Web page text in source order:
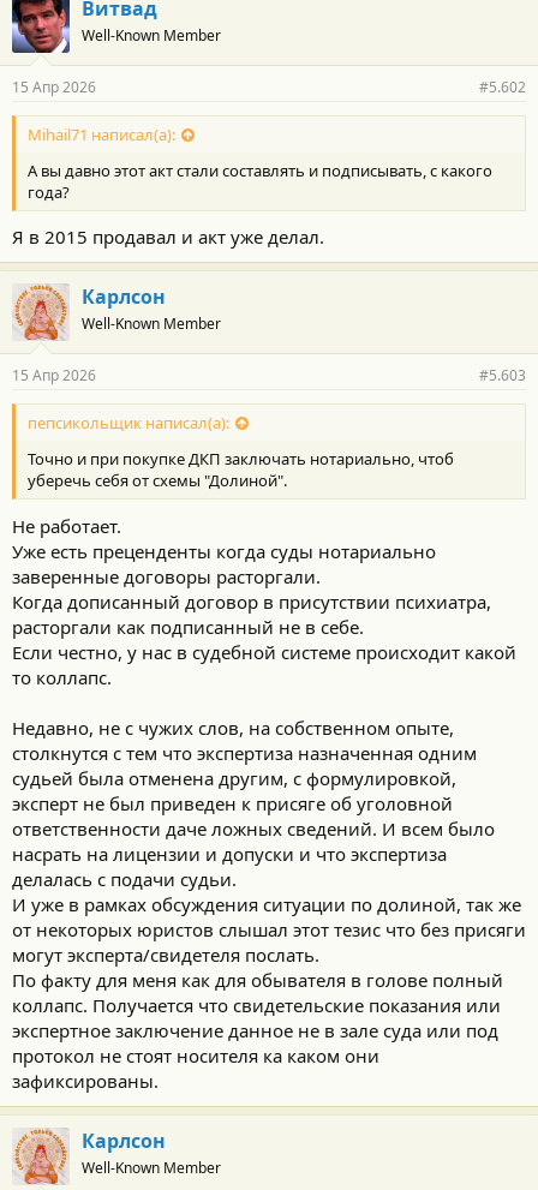
Витвад
Well-Known Member
15 Апр 2026 #5.602
Mihail71 написал(а):
А вы давно этот акт стали составлять и подписывать, с какого
года?
Я в 2015 продавал и акт уже делал.
Карлсон
Well-Known Member
15 Апр 2026 #5.603
пепсикольщик написал(а):
Точно и при покупке ДКП заключать нотариально, чтоб
уберечь себя от схемы "Долиной".
Не работает.
Уже есть преценденты когда суды нотариально
заверенные договоры расторгали.
Когда дописанный договор в присутствии психиатра,
расторгали как подписанный не в себе.
Если честно, у нас в судебной системе происходит какой
то коллапс.
Недавно, не с чужих слов, на собственном опыте,
столкнутся с тем что экспертиза назначенная одним
судьей была отменена другим, с формулировкой,
эксперт не был приведен к присяге об уголовной
ответственности даче ложных сведений. И всем было
насрать на лицензии и допуски и что экспертиза
делалась с подачи судьи.
И уже в рамках обсуждения ситуации по долиной, так же
от некоторых юристов слышал этот тезис что без присяги
могут эксперта/свидетеля послать.
По факту для меня как для обывателя в голове полный
коллапс. Получается что свидетельские показания или
экспертное заключение данное не в зале суда или под
протокол не стоят носителя ка каком они
зафиксированы.
Карлсон
Well-Known Member